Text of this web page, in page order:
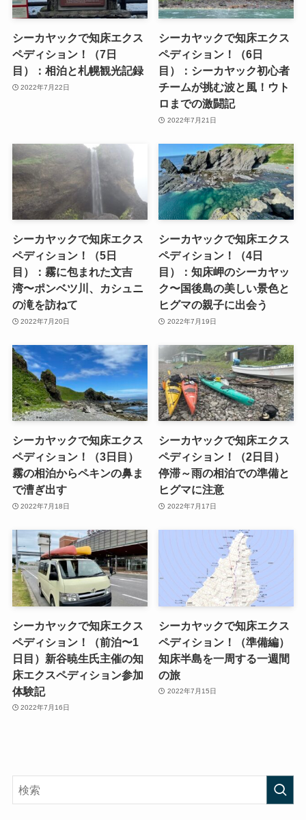
シーカヤックで知床エクス
ペディション！（7日
目）：相泊と札幌観光記録
2022年7月22日
シーカヤックで知床エクス
ペディション！（6日
目）：シーカヤック初心者
チームが挑む波と風！ウト
ロまでの激闘記
2022年7月21日
シーカヤックで知床エクス
ペディション！（5日
目）：霧に包まれた文吉
湾〜ポンベツ川、カシュニ
の滝を訪ねて
2022年7月20日
シーカヤックで知床エクス
ペディション！（4日
目）：知床岬のシーカヤッ
ク〜国後島の美しい景色と
ヒグマの親子に出会う
2022年7月19日
シーカヤックで知床エクス
ペディション！（3日目）
霧の相泊からペキンの鼻ま
で漕ぎ出す
2022年7月18日
シーカヤックで知床エクス
ペディション！（2日目）
停滞～雨の相泊での準備と
ヒグマに注意
2022年7月17日
シーカヤックで知床エクス
ペディション！（前泊〜1
日目）新谷暁生氏主催の知
床エクスペディション参加
体験記
2022年7月16日
シーカヤックで知床エクス
ペディション！（準備編）
知床半島を一周する一週間
の旅
2022年7月15日